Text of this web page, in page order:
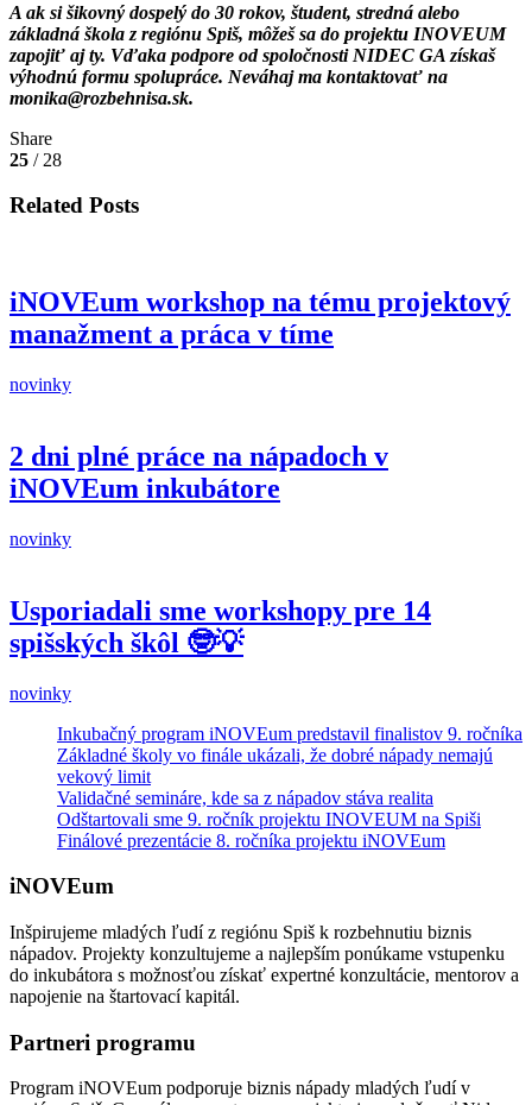
A ak si šikovný dospelý do 30 rokov, študent, stredná alebo
základná škola z regiónu Spiš, môžeš sa do projektu INOVEUM
zapojiť aj ty. Vďaka podpore od spoločnosti NIDEC GA získaš
výhodnú formu spolupráce. Neváhaj ma kontaktovať na
monika@rozbehnisa.sk.
Share
25 / 28
Related Posts
iNOVEum workshop na tému projektový
manažment a práca v tíme
novinky
2 dni plné práce na nápadoch v
iNOVEum inkubátore
novinky
Usporiadali sme workshopy pre 14
spišských škôl 🤓💡
novinky
Inkubačný program iNOVEum predstavil finalistov 9. ročníka
Základné školy vo finále ukázali, že dobré nápady nemajú
vekový limit
Validačné semináre, kde sa z nápadov stáva realita
Odštartovali sme 9. ročník projektu INOVEUM na Spiši
Finálové prezentácie 8. ročníka projektu iNOVEum
iNOVEum
Inšpirujeme mladých ľudí z regiónu Spiš k rozbehnutiu biznis
nápadov. Projekty konzultujeme a najlepším ponúkame vstupenku
do inkubátora s možnosťou získať expertné konzultácie, mentorov a
napojenie na štartovací kapitál.
Partneri programu
Program iNOVEum podporuje biznis nápady mladých ľudí v